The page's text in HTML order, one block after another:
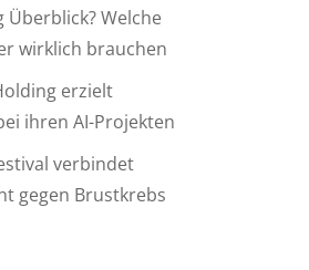
Überblick? Welche
wirklich brauchen
erzielt
ihren AI-Projekten
verbindet
gegen Brustkrebs